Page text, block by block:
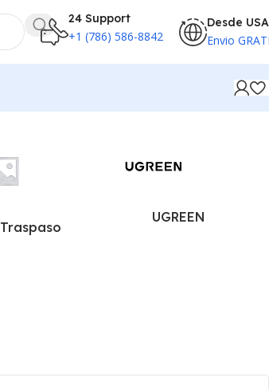
24 Support
+1 (786) 586-8842
Desde USA
Envio
Traspaso
UGREEN